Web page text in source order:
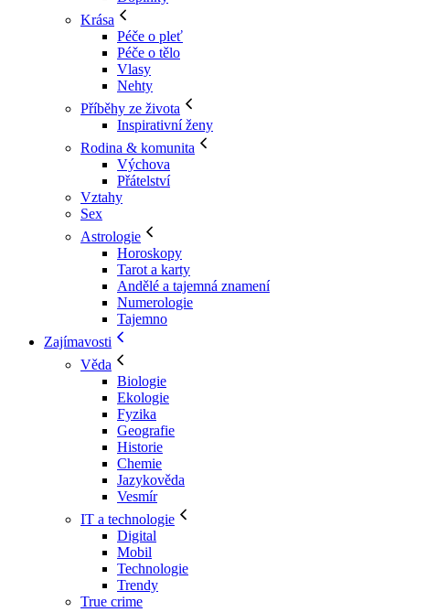
Krása
Péče o pleť
Péče o tělo
Vlasy
Nehty
Příběhy ze života
Inspirativní ženy
Rodina & komunita
Výchova
Přátelství
Vztahy
Sex
Astrologie
Horoskopy
Tarot a karty
Andělé a tajemná znamení
Numerologie
Tajemno
Zajímavosti
Věda
Biologie
Ekologie
Fyzika
Geografie
Historie
Chemie
Jazykověda
Vesmír
IT a technologie
Digital
Mobil
Technologie
Trendy
True crime